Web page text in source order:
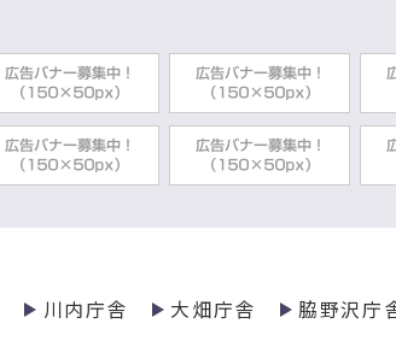
川内庁舎 大畑庁舎 脇野沢庁